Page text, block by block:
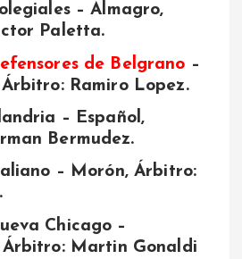
– Almagro,
Paletta.
de Belgrano –
Árbitro: Ramiro Lopez.
– Español,
Bermudez.
– Morón, Árbitro:
Chicago –
Árbitro: Martin Gonaldi